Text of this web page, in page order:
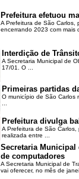
Prefeitura efetuou
A Prefeitura de São Carlos,
encerrando 2023 com mais
Interdição de
A Secretaria Municipal de
17/01. O ...
Primeiras partidas
O município de São Carlos
Prefeitura divulga
A Prefeitura de São
realizada entre ...
Secretaria Municipal
de computadores
A Secretaria Municipal de
vai oferecer, no mês de